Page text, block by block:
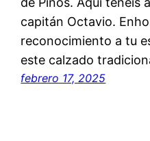
capitán Octavio.
reconocimiento a tu
este calzado
febrero 17, 2025